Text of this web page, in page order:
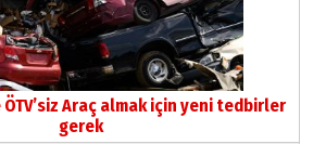
Araç almak için yeni tedbirler
gerek